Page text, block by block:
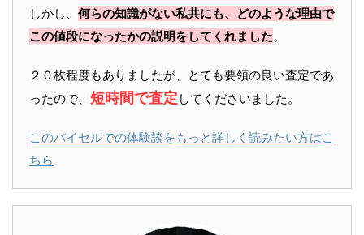
しかし、 何らの知識がない私共にも、どのような理由で
この値段になったかの説明をしてくれました。
２０枚程度もありましたが、とても要領の良い査定であ
ったので、 短時間で査定 してくださいました。
このバイセルでの体験談をもっと詳しく読みたい方はこ
ちら